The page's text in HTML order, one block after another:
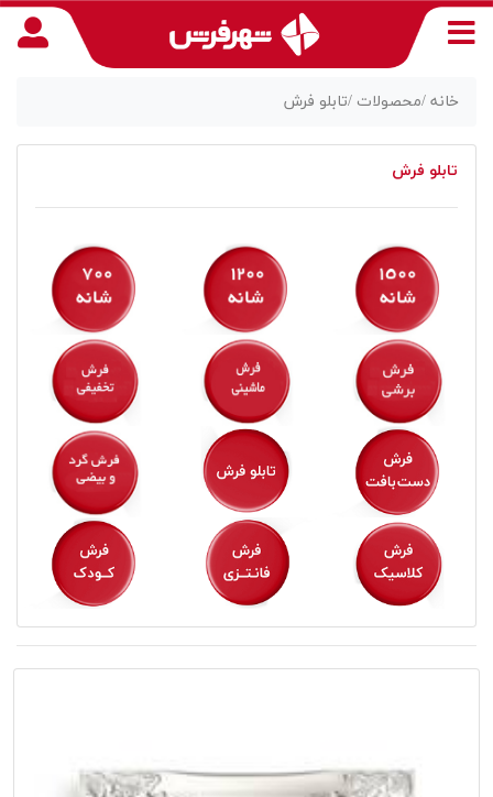
دسترسی
خانه /محصولات /تابلو فرش
تابلو فرش